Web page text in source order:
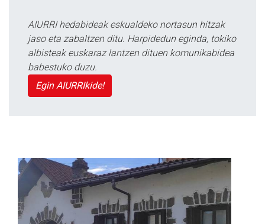
AIURRI hedabideak eskualdeko nortasun hitzak
jaso eta zabaltzen ditu. Harpidedun eginda, tokiko
albisteak euskaraz lantzen dituen komunikabidea
babestuko duzu.
Egin AIURRIkide!